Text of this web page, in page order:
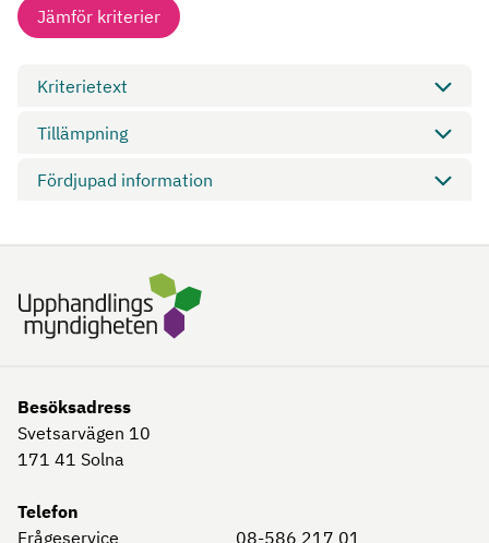
Jämför kriterier
Kriterietext
Tillämpning
Fördjupad information
Besöksadress
Svetsarvägen 10
171 41 Solna
Telefon
Frågeservice
08-586 217 01